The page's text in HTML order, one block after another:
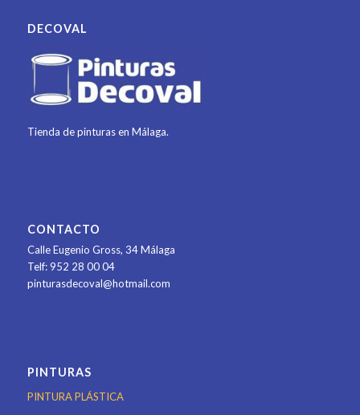
DECOVAL
Tienda de pinturas en Málaga.
CONTACTO
Calle Eugenio Gross, 34Málaga
Telf: 952 28 00 04
pinturasdecoval@hotmail.com
PINTURAS
PINTURA PLÁSTICA